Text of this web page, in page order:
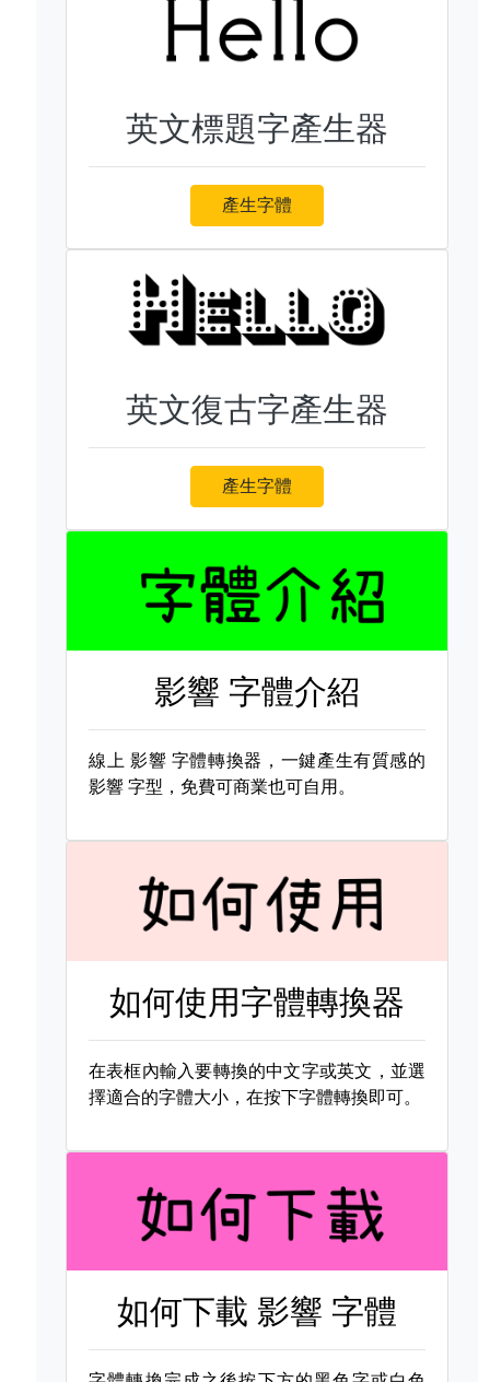
英文標題字產生器
產生字體
英文復古字產生器
產生字體
影響 字體介紹
線上 影響 字體轉換器，一鍵產生有質感的
影響 字型，免費可商業也可自用。
如何使用字體轉換器
在表框內輸入要轉換的中文字或英文，並選
擇適合的字體大小，在按下字體轉換即可。
如何下載 影響 字體